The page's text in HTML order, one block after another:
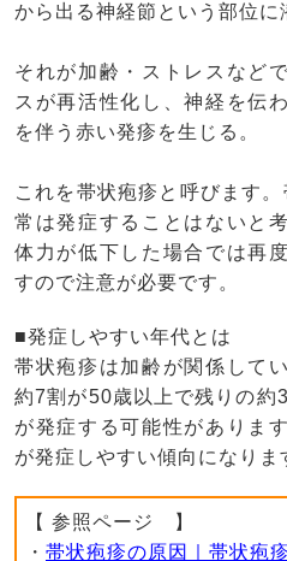
から出る神経節という部位に
それが加齢・ストレスなど
スが再活性化し、神経を伝
を伴う赤い発疹を生じる。
これを帯状疱疹と呼びます
常は発症することはないと
体力が低下した場合では再
すので注意が必要です。
■発症しやすい年代とは
帯状疱疹は加齢が関係して
約7割が50歳以上で残りの約
が発症する可能性がありま
が発症しやすい傾向になりま
【 参照ページ 】
・ 帯状疱疹の原因｜帯状疱